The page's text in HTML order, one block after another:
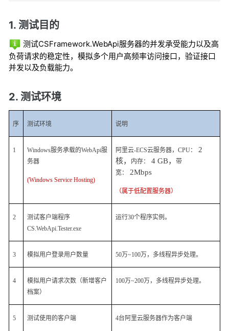
1. 测试目的
测试CSFramework.WebApi服务器的并发承受能力以及高
负荷请求的稳定性，模拟多个用户高频率访问接口，验证接口
并发以及负载能力。
2. 测试环境
序 测试环境 说明
1 Windows服务承载的WebApi服
务器
(Windows Service Hosting)
阿里云-ECS云服务器，CPU：
2
核，
内存： 4 GB，带
宽：
2Mbps
（属于低配置服务器）
2
测试客户端程序
CS.WebApi.Tester.exe
运行30个程序实例。
3 模拟用户登录用户数量 50万~100万，多线程异步处理。
4
模拟用户请求次数（新增客户
档案）
100万~200万，多线程异步处理。
5 测试使用的客户端 4台阿里云服务器作为客户端